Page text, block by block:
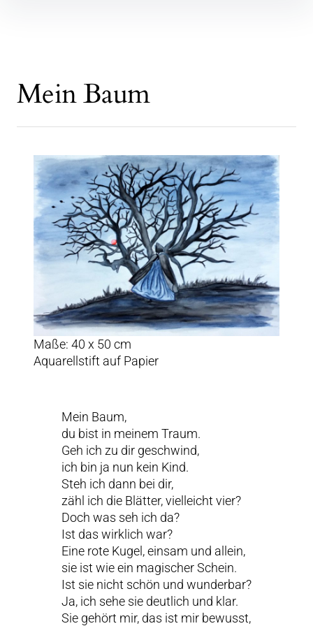
Mein Baum
Maße: 40 x 50 cm
Aquarellstift auf Papier
Mein Baum,
du bist in meinem Traum.
Geh ich zu dir geschwind,
ich bin ja nun kein Kind.
Steh ich dann bei dir,
zähl ich die Blätter, vielleicht vier?
Doch was seh ich da?
Ist das wirklich war?
Eine rote Kugel, einsam und allein,
sie ist wie ein magischer Schein.
Ist sie nicht schön und wunderbar?
Ja, ich sehe sie deutlich und klar.
Sie gehört mir, das ist mir bewusst,